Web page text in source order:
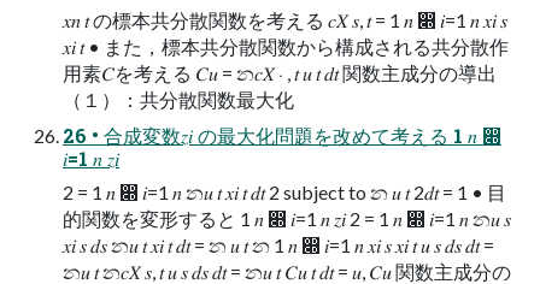
𝑥𝑛 𝑡 の標本共分散関数を考える 𝑐𝑋 𝑠, 𝑡 = 1 𝑛 ෍ 𝑖=1 𝑛 𝑥𝑖 𝑠
𝑥𝑖 𝑡 • また，標本共分散関数から構成される共分散作
用素𝐶を考える 𝐶𝑢 = න𝑐𝑋 ⋅ , 𝑡 𝑢 𝑡 𝑑𝑡 関数主成分の導出
（１）：共分散関数最大化
26 • 合成変数𝑧𝑖 の最大化問題を改めて考える 1 𝑛 ෍
𝑖=1 𝑛 𝑧𝑖
2 = 1 𝑛 ෍ 𝑖=1 𝑛 න𝑢 𝑡 𝑥𝑖 𝑡 𝑑𝑡 2 subject to න 𝑢 𝑡 2𝑑𝑡 = 1 • 目
的関数を変形すると 1 𝑛 ෍ 𝑖=1 𝑛 𝑧𝑖 2 = 1 𝑛 ෍ 𝑖=1 𝑛 න𝑢 𝑠
𝑥𝑖 𝑠 𝑑𝑠 න𝑢 𝑡 𝑥𝑖 𝑡 𝑑𝑡 = න 𝑢 𝑡 න 1 𝑛 ෍ 𝑖=1 𝑛 𝑥𝑖 𝑠 𝑥𝑖 𝑡 𝑢 𝑠 𝑑𝑠 𝑑𝑡 =
න𝑢 𝑡 න𝑐𝑋 𝑠, 𝑡 𝑢 𝑠 𝑑𝑠 𝑑𝑡 = න𝑢 𝑡 𝐶𝑢 𝑡 𝑑𝑡 = 𝑢, 𝐶𝑢 関数主成分の